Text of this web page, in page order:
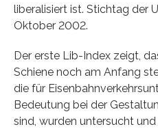
liberalisiert ist. Stichtag der
Oktober 2002.
Der erste Lib-Index zeigt,
Schiene noch am Anfang
die für
Bedeutung bei der
sind, wurden untersucht